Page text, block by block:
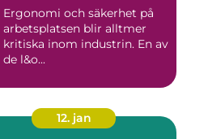
Ergonomi och säkerhet på
arbetsplatsen blir alltmer
kritiska inom industrin. En av
de l&o...
12. jan